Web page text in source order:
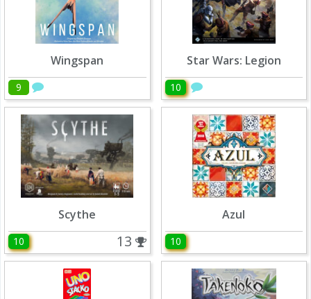
Wingspan
9
Star Wars: Legion
10
Scythe
10 13
Azul
10